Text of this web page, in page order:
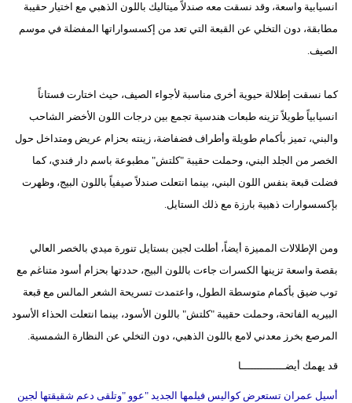
انسيابية واسعة، وقد نسقت معه صندلاً ميتاليك باللون الذهبي مع اختيار حقيبة
مطابقة، دون التخلي عن القبعة التي تعد من إكسسواراتها المفضلة في موسم
الصيف.
كما نسقت إطلالة حيوية أخرى مناسبة لأجواء الصيف، حيث اختارت فستاناً
انسيابياً طويلاً تزينه طبعات هندسية تجمع بين درجات اللون الأخضر الشاحب
والبني، تميز بأكمام طويلة وأطراف فضفاضة، زينته بحزام عريض ومتداخل حول
الخصر من الجلد البني، وحملت حقيبة "كلتش" مطبوعة باسم دار فندي، كما
فضلت قبعة بنفس اللون البني، بينما انتعلت صندلاً صيفياً باللون البيج، وظهرت
بإكسسوارات ذهبية بارزة مع ذلك الستايل.
ومن الإطلالات المميزة أيضاً، أطلت لجين بستايل تنورة ميدي بالخصر العالي
بقصة واسعة تزينها الكسرات جاءت باللون البيج، حددتها بحزام أسود متناغم مع
توب ضيق بأكمام متوسطة الطول، واعتمدت تسريحة الشعر المالس مع قبعة
البيريه الفاتحة، وحملت حقيبة "كلتش" باللون الأسود، بينما انتعلت الحذاء الأسود
المرصع بخرز معدني لامع باللون الذهبي، دون التخلي عن النظارة الشمسية.
قد يهمك أيضــــــــــــــا
أسيل عمران تستعرض كواليس فيلمها الجديد "عوو "وتلقى دعم شقيقتها لجين